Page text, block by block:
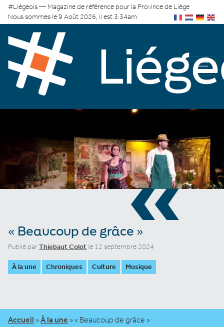
#Liégeois — Magazine de référence pour la Province de Liège
Nous sommes le 9 Août 2026, il est 3:34am
«
« Beaucoup de grâce »
Publié parThiebaut Colot le 12 septembre 2024
À la une Chroniques Culture Musique
Accueil » À la une » « Beaucoup de grâce »